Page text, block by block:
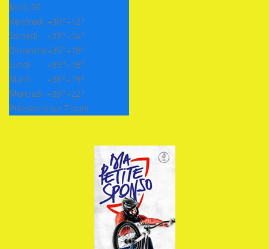
Jeudi, 06
Vendredi +30°+12°
Samedi
+33°+14°
Dimanche+35°+18°
Lundi
+33°+18°
Mardi
+36°+19°
Mercredi +39°+22°
Prévisions sur 7 jours